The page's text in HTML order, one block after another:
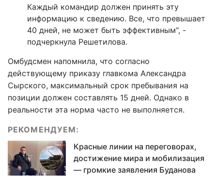
Каждый командир должен принять эту
информацию к сведению. Все, что превышает
40 дней, не может быть эффективным", -
подчеркнула Решетилова.
Омбудсмен напомнила, что согласно
действующему приказу главкома Александра
Сырского, максимальный срок пребывания на
позиции должен составлять 15 дней. Однако в
реальности эта норма часто не выполняется.
РЕКОМЕНДУЕМ:
Красные линии на переговорах,
достижение мира и мобилизация
— громкие заявления Буданова